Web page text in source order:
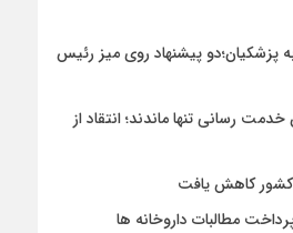
پزشکیان؛دو پیشنهاد روی میز رئیس
خدمت رسانی تنها ماندند؛ انتقاد از
کشور کاهش یافت
مطالبات داروخانه ها